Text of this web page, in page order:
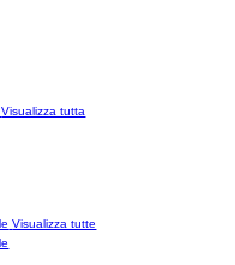
Visualizza tutta
Visualizza tutte